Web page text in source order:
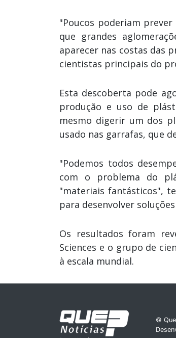
"Poucos poderiam
que grandes
aparecer nas costas das
cientistas principais do
Esta descoberta pode
produção e uso de
mesmo digerir um dos
usado nas garrafas, que
"Podemos todos
com o problema do
"materiais fantásticos",
para desenvolver
Os resultados foram
Sciences e o grupo de
à escala mundial.
©